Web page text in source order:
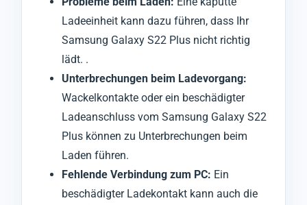
Ladeeinheit kann dazu führen, dass Ihr
Samsung Galaxy S22 Plus nicht richtig
lädt. .
Unterbrechungen beim Ladevorgang:
Wackelkontakte oder ein beschädigter
Ladeanschluss vom Samsung Galaxy S22
Plus können zu Unterbrechungen beim
Laden führen.
Fehlende Verbindung zum PC: Ein
beschädigter Ladekontakt kann auch die